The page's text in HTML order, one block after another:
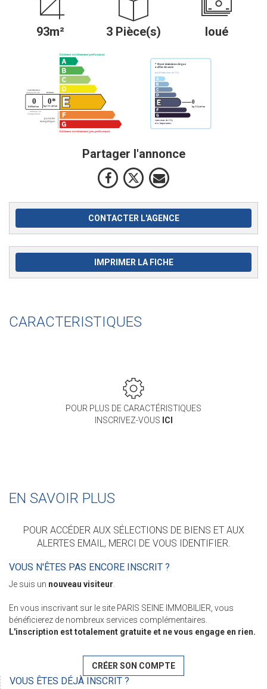
93m² 3 Pièce(s) loué
Partager l'annonce
CONTACTER L'AGENCE
IMPRIMER LA FICHE
CARACTERISTIQUES
POUR PLUS DE CARACTÉRISTIQUES
INSCRIVEZ-VOUS ICI
EN SAVOIR PLUS
POUR ACCÉDER AUX SÉLECTIONS DE BIENS ET AUX
ALERTES EMAIL, MERCI DE VOUS IDENTIFIER.
VOUS N'ÊTES PAS ENCORE INSCRIT ?
Je suis un nouveau visiteur.
En vous inscrivant sur le site PARIS SEINE IMMOBILIER, vous
bénéficierez de nombreux services complémentaires.
L'inscription est totalement gratuite et ne vous engage en rien.
CRÉER SON COMPTE
VOUS ÊTES DÉJÀ INSCRIT ?